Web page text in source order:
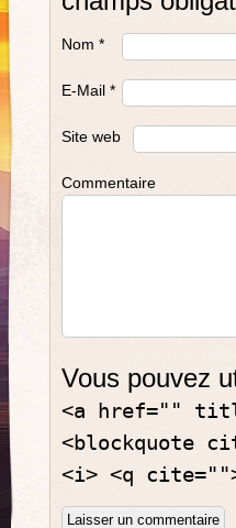
Nom *
E-Mail *
Site web
Commentaire
Vous pouvez
<a href=""
<blockquote
<i> <q